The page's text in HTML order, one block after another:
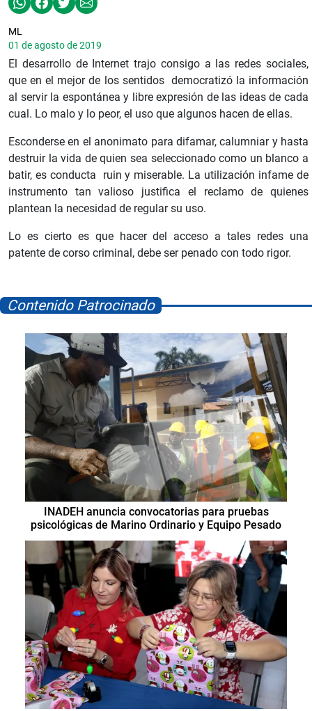
ML
01 de agosto de 2019
El desarrollo de Internet trajo consigo a las redes sociales,
que en el mejor de los sentidos democratizó la información
al servir la espontánea y libre expresión de las ideas de cada
cual. Lo malo y lo peor, el uso que algunos hacen de ellas.
Esconderse en el anonimato para difamar, calumniar y hasta
destruir la vida de quien sea seleccionado como un blanco a
batir, es conducta ruin y miserable. La utilización infame de
instrumento tan valioso justifica el reclamo de quienes
plantean la necesidad de regular su uso.
Lo es cierto es que hacer del acceso a tales redes una
patente de corso criminal, debe ser penado con todo rigor.
Contenido Patrocinado
INADEH anuncia convocatorias para pruebas
psicológicas de Marino Ordinario y Equipo Pesado